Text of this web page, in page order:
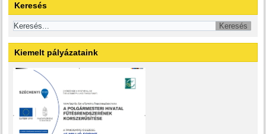
Keresés
Kiemelt pályázataink